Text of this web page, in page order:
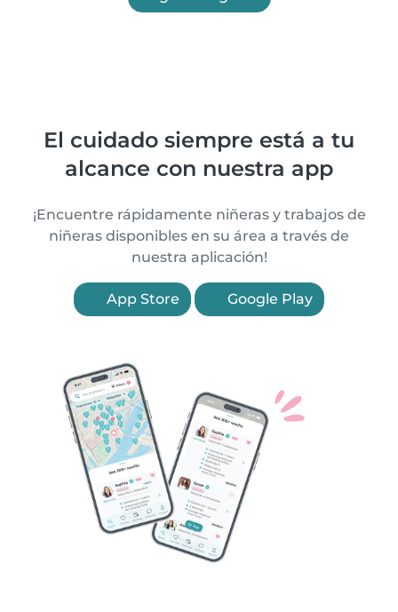
El cuidado siempre está a tu
alcance con nuestra app
¡Encuentre rápidamente niñeras y trabajos de
niñeras disponibles en su área a través de
nuestra aplicación!
App Store Google Play